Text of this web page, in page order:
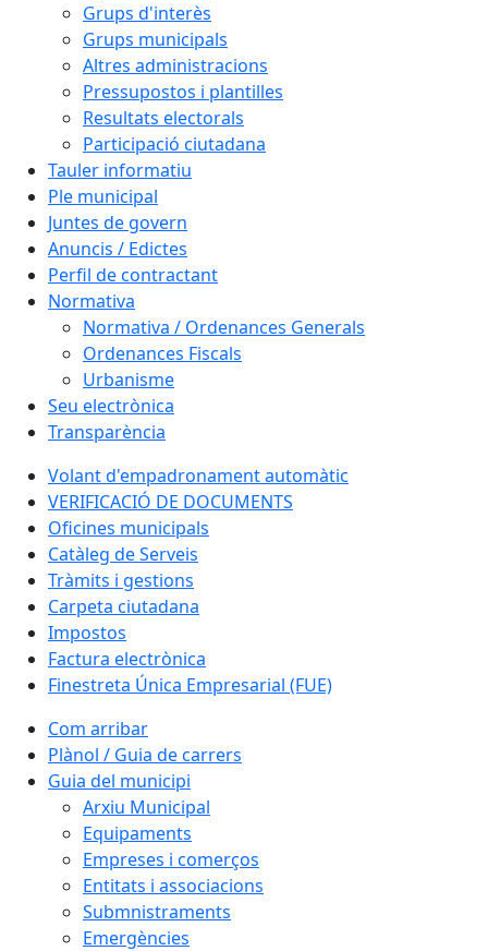
Grups d'interès
Grups municipals
Altres administracions
Pressupostos i plantilles
Resultats electorals
Participació ciutadana
Tauler informatiu
Ple municipal
Juntes de govern
Anuncis / Edictes
Perfil de contractant
Normativa
Normativa / Ordenances Generals
Ordenances Fiscals
Urbanisme
Seu electrònica
Transparència
Volant d'empadronament automàtic
VERIFICACIÓ DE DOCUMENTS
Oficines municipals
Catàleg de Serveis
Tràmits i gestions
Carpeta ciutadana
Impostos
Factura electrònica
Finestreta Única Empresarial (FUE)
Com arribar
Plànol / Guia de carrers
Guia del municipi
Arxiu Municipal
Equipaments
Empreses i comerços
Entitats i associacions
Submnistraments
Emergències